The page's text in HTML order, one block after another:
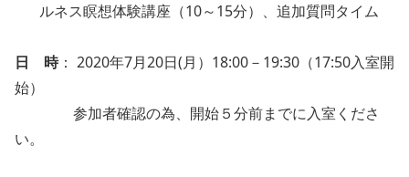
ルネス瞑想体験講座（10～15分）、追加質問タイム
日 時： 2020年7月20日(月）18:00－19:30（17:50入室開
始）
参加者確認の為、開始５分前までに入室くださ
い。